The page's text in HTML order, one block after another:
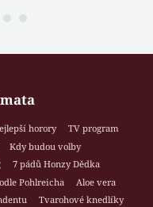
horory
TV program
Kdy budou volby
7 pádů Honzy Dědka
Pohlreicha
Aloe vera
Tvarohové knedlíky